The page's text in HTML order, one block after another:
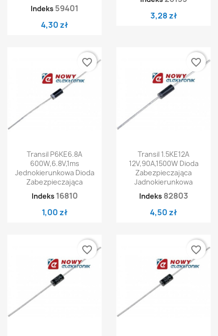
Indeks 59401
4,30 zł
3,28 zł
Transil P6KE6.8A
600W,6.8V,1ms
Jednokierunkowa Dioda
Zabezpieczająca
Indeks 16810
1,00 zł
favorite_border
Transil 1.5KE12A
12V,90A,1500W Dioda
Zabezpieczająca
Jadnokierunkowa
Indeks 82803
4,50 zł
favorite_border
favorite_border favorite_border